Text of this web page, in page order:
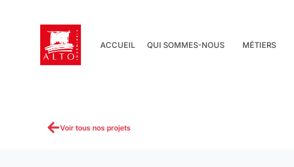
ACCUEIL QUI SOMMES-NOUS MÉTIERS
Voir tous nos projets